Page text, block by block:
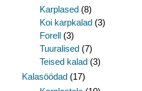
Karplased (8)
Koi karpkalad (3)
Forell (3)
Tuuralised (7)
Teised kalad (3)
Kalasöödad (17)